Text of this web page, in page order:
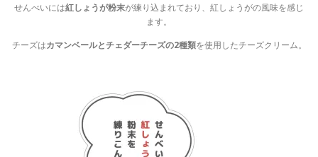
せんべいには紅しょうが粉末が練り込まれており、紅しょうがの風味を感じ
ます。
チーズはカマンベールとチェダーチーズの2種類を使用したチーズクリーム。